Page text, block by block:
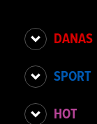
DANAS
SPORT
HOT